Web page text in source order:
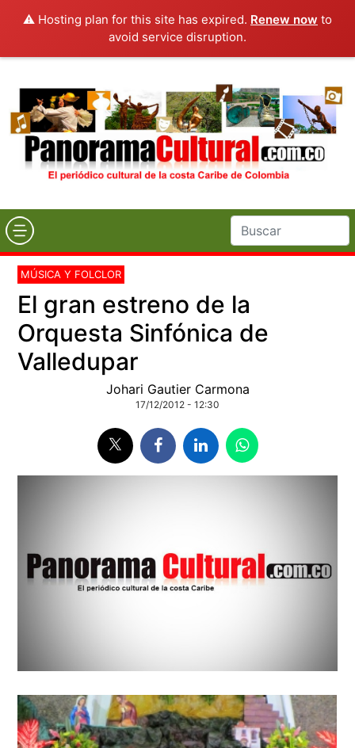
⚠️ Hosting plan for this site has expired. Renew now to
avoid service disruption.
MÚSICA Y FOLCLOR
El gran estreno de la
Orquesta Sinfónica de
Valledupar
Johari Gautier Carmona
17/12/2012 - 12:30